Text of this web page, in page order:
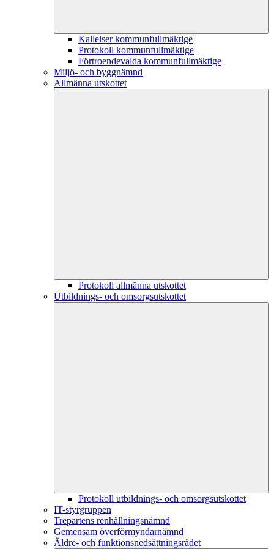
Kallelser kommunfullmäktige
Protokoll kommunfullmäktige
Förtroendevalda kommunfullmäktige
Miljö- och byggnämnd
Allmänna utskottet
Protokoll allmänna utskottet
Utbildnings- och omsorgsutskottet
Protokoll utbildnings- och omsorgsutskottet
IT-styrgruppen
Trepartens renhållningsnämnd
Gemensam överförmyndarnämnd
Äldre- och funktionsnedsättningsrådet